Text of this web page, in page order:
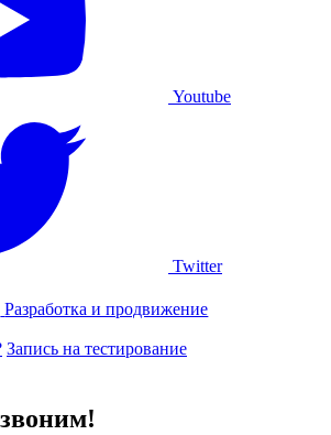
Youtube
Twitter
Разработка и продвижение
Запись на тестирование